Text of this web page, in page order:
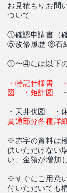
お見積もりお問
ついて
①確認申請書（
⑤改修履歴 ⑥石
①〜④には以下の
・特記仕様書
図 ・矩計図
・天井伏図 ・
貫通部分各種詳
※赤字の資料は
供いただけない
い、金額が増加
※すぐにご用意
付いただいても